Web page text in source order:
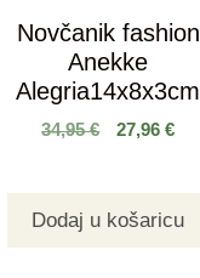
Novčanik fashion
Anekke
Alegria14x8x3cm
34,95€ 27,96€
Dodaj u košaricu